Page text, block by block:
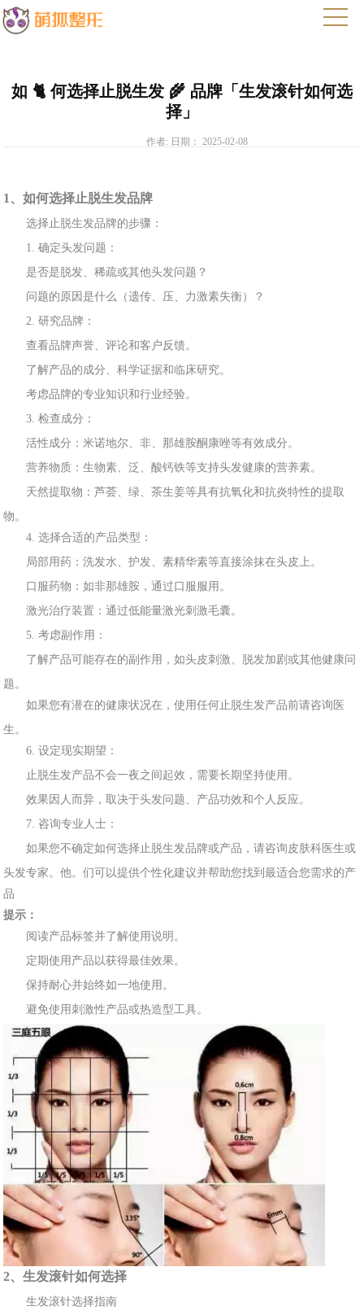
如 🐈 何选择止脱生发 🌾 品牌「生发滚针如何选
择」
作者: 日期： 2025-02-08
1、如何选择止脱生发品牌
选择止脱生发品牌的步骤：
1. 确定头发问题 ：
是否是脱发、稀疏或其他头发问题？
问题的原因是什么（遗传、压、力激素失衡）？
2. 研究品牌 ：
查看品牌声誉、评论和客户反馈。
了解产品的成分、科学证据和临床研究。
考虑品牌的专业知识和行业经验。
3. 检查成分 ：
活性成分：米诺地尔、非、那雄胺酮 康唑等有效成分。
营养物质：生物素、泛、酸钙铁等支持头发健康的营养素。
天然提取物：芦荟、绿、茶生姜等具有抗氧化和抗炎特性的提取
物。
4. 选择合适的产品类型：
局部用药：洗发水、护发、素精华素等直接涂抹在头皮上。
口服药物：如非那雄胺，通过口服服用 。
激光治疗装置：通过低能量激光刺激毛囊。
5. 考虑副作用：
了解产品可能存在的副作用 ，如头皮刺激、脱发加剧或其他健康问
题。
如果您有潜在的健康状况在，使用任何止脱生发产品前请咨询医
生。
6. 设定现实期望：
止脱生发产品不会一夜之间起效，需要长期坚持使用。
效果 因人而异，取决于头发问题、产品功效和个人反应。
7. 咨询专业 人士：
如果您不确定如何选择止脱生发品牌或产品，请咨询皮肤科 医生或
头发专家。他。们可以提供个性化建议并帮助您找到最适合您需求的产
品
提示：
阅读产品标签并了解使用说明。
定期使用产品以获得最佳效果。
保持耐心并始终如一地使用。
避免使用刺激性产品或热造型工具。
2、生发滚针如何选择
生发滚针选择指南